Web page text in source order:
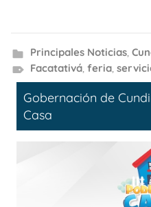
Principales Noticias,
Facatativá, feria,
Gobernación de
Casa